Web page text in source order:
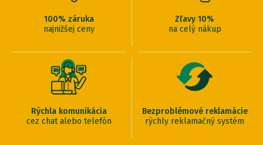
100% záruka
najnižšej ceny
Zľavy 10%
na celý nákup
Rýchla komunikácia
cez chat alebo telefón
Bezproblémové reklamácie
rýchly reklamačný systém